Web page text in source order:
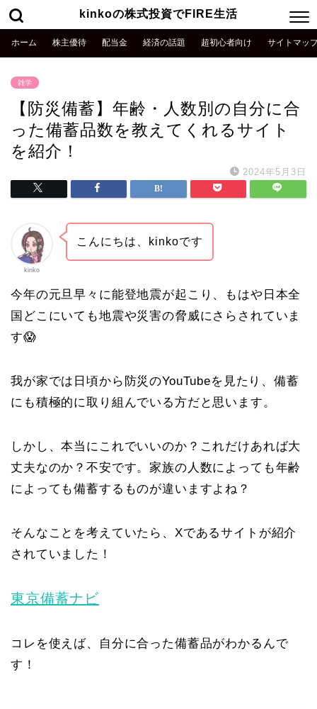
kinkoの株式投資でFIRE生活
ホーム 株主優待 配当金 経済の話題 超初心者向け サイトマッ
雑学
【防災備蓄】年齢・人数別の自分に合
った備蓄品数を教えてくれるサイト
を紹介！
2024年5月3日
kinko
こんにちは、kinkoです
今年の元旦早々に能登地震が起こり、もはや日本全
国どこにいても地震や災害の脅威にさらされていま
す😱
我が家では日頃から防災のYouTubeを見たり、備蓄
にも積極的に取り組んでいる方だと思います。
しかし、本当にこれでいいのか？これだけあれば大
丈夫なのか？不安です。家族の人数によっても年齢
によっても備蓄するものが違いますよね？
そんなことを考えていたら、Xであるサイトが紹介
されていました！
東京備蓄ナビ
コレを使えば、自分に合った備蓄品がわかるんで
す！